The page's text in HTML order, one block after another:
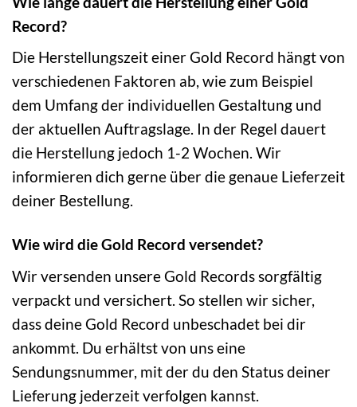
Record?
Die Herstellungszeit einer Gold Record hängt von
verschiedenen Faktoren ab, wie zum Beispiel
dem Umfang der individuellen Gestaltung und
der aktuellen Auftragslage. In der Regel dauert
die Herstellung jedoch 1-2 Wochen. Wir
informieren dich gerne über die genaue Lieferzeit
deiner Bestellung.
Wie wird die Gold Record versendet?
Wir versenden unsere Gold Records sorgfältig
verpackt und versichert. So stellen wir sicher,
dass deine Gold Record unbeschadet bei dir
ankommt. Du erhältst von uns eine
Sendungsnummer, mit der du den Status deiner
Lieferung jederzeit verfolgen kannst.